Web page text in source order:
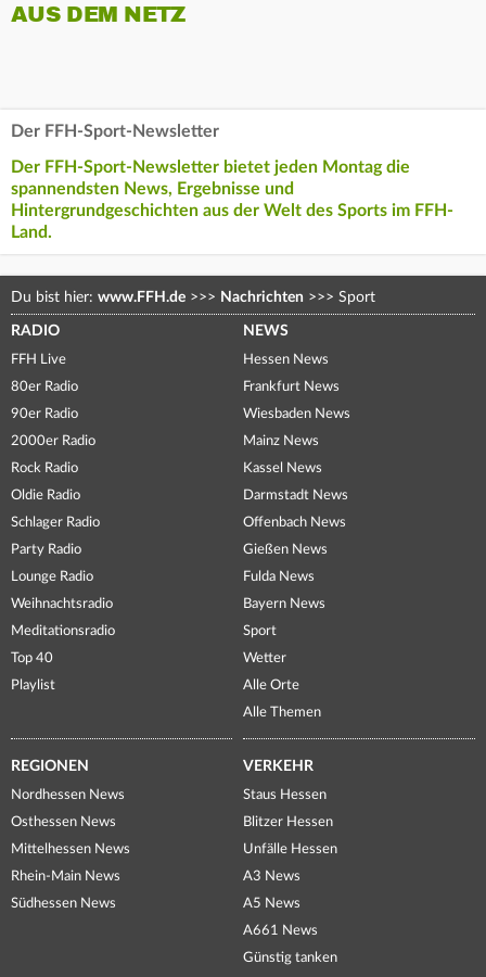
AUS DEM NETZ
Der FFH-Sport-Newsletter
Der FFH-Sport-Newsletter bietet jeden Montag die
spannendsten News, Ergebnisse und
Hintergrundgeschichten aus der Welt des Sports im FFH-
Land.
Du bist hier: www.FFH.de >>> Nachrichten >>> Sport
RADIO
FFH Live
80er Radio
90er Radio
2000er Radio
Rock Radio
Oldie Radio
Schlager Radio
Party Radio
Lounge Radio
Weihnachtsradio
Meditationsradio
Top 40
Playlist
NEWS
Hessen News
Frankfurt News
Wiesbaden News
Mainz News
Kassel News
Darmstadt News
Offenbach News
Gießen News
Fulda News
Bayern News
Sport
Wetter
Alle Orte
Alle Themen
REGIONEN
Nordhessen News
Osthessen News
Mittelhessen News
Rhein-Main News
Südhessen News
VERKEHR
Staus Hessen
Blitzer Hessen
Unfälle Hessen
A3 News
A5 News
A661 News
Günstig tanken